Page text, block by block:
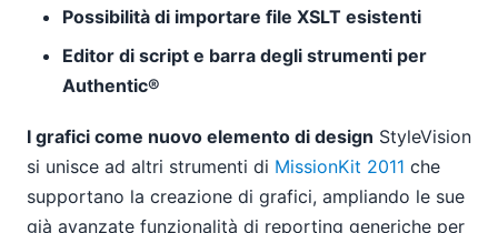
Possibilità di importare file XSLT esistenti
Editor di script e barra degli strumenti per
Authentic®
I grafici come nuovo elemento di design StyleVision
si unisce ad altri strumenti di MissionKit 2011 che
supportano la creazione di grafici, ampliando le sue
già avanzate funzionalità di reporting generiche per